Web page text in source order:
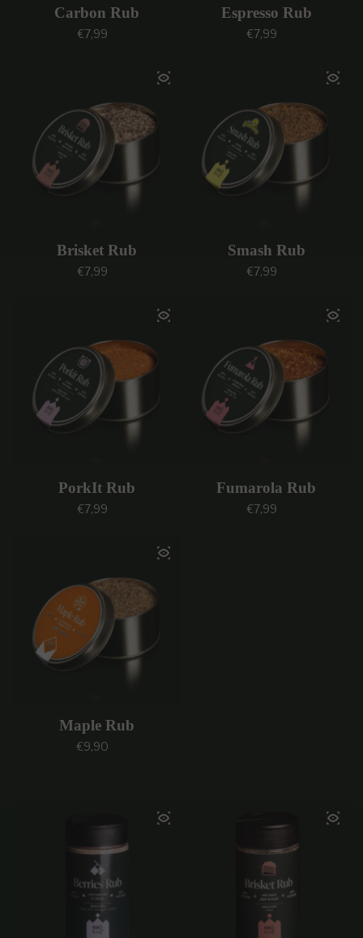
Carbon Rub
Prezzo regolare
€7,99
Espresso Rub
Prezzo regolare
€7,99
Brisket Rub
Prezzo regolare
€7,99
Smash Rub
Prezzo regolare
€7,99
PorkIt Rub
Prezzo regolare
€7,99
Fumarola Rub
Prezzo regolare
€7,99
Maple Rub
Prezzo regolare
€9,90